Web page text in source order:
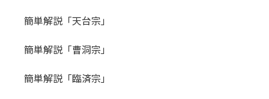
簡単解説「天台宗」
簡単解説「曹洞宗」
簡単解説「臨済宗」